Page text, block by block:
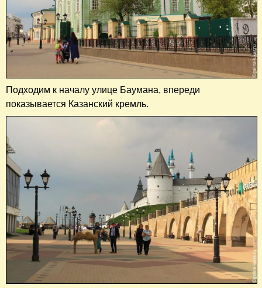
Подходим к началу улице Баумана, впереди
показывается Казанский кремль.